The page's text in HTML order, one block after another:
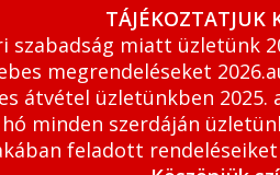
TÁJÉKOZTATJUK
szabadság miatt üzletünk
megrendeléseket
átvétel üzletünkben
minden szerdáján
feladott